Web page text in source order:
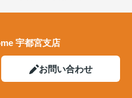
宇都宮支店
お問い合わせ